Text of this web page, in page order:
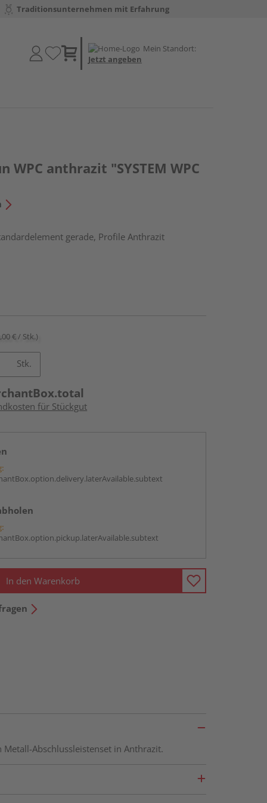
Traditionsunternehmen mit Erfahrung
Mein Standort:
Jetzt angeben
WPC anthrazit "SYSTEM WPC
gerade, Profile Anthrazit
€ / Stk.)
Stk.
für Stückgut
In den Warenkorb
Abschlussleistenset in Anthrazit.